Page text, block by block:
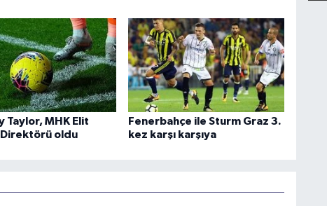
Taylor, MHK Elit
Direktörü oldu
Fenerbahçe ile Sturm Graz 3.
kez karşı karşıya